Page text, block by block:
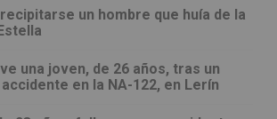
un hombre que huía de la
una joven, de 26 años, tras un
en la NA-122, en Lerín